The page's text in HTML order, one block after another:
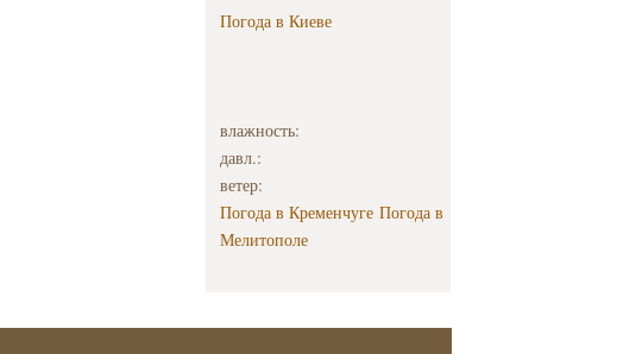
Погода в Киеве
влажность:
давл.:
ветер:
Погода в Кременчуге Погода в
Мелитополе